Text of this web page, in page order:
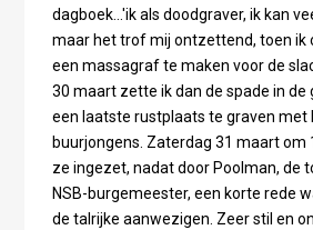
dagboek...'ik als doodgraver, ik kan
maar het trof mij ontzettend, toen ik
een massagraf te maken voor de
30 maart zette ik dan de spade in de
een laatste rustplaats te graven met
buurjongens. Zaterdag 31 maart om
ze ingezet, nadat door Poolman, de
NSB-burgemeester, een korte rede
de talrijke aanwezigen. Zeer stil en